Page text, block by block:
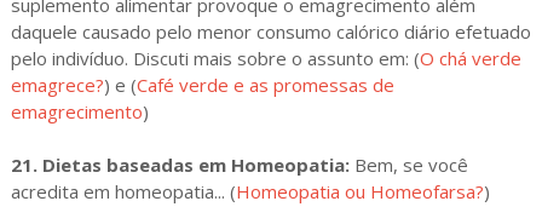
daquele causado pelo menor consumo calórico diário efetuado
pelo indivíduo. Discuti mais sobre o assunto em: (O chá verde
emagrece?) e (Café verde e as promessas de
emagrecimento)
21. Dietas baseadas em Homeopatia:Bem, se você
acredita em homeopatia... (Homeopatia ou Homeofarsa?)